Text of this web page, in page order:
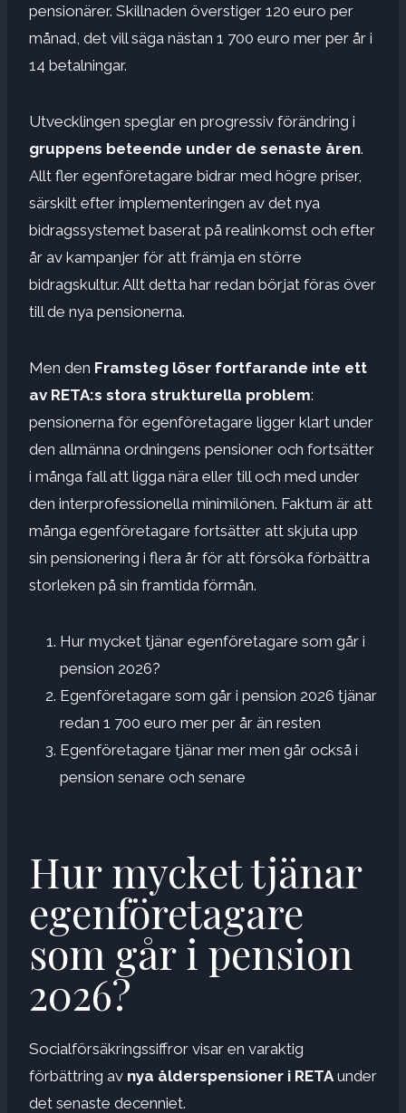
pensionärer. Skillnaden överstiger 120 euro per
månad, det vill säga nästan 1 700 euro mer per år i
14 betalningar.
Utvecklingen speglar en progressiv förändring i
gruppens beteende under de senaste åren.
Allt fler egenföretagare bidrar med högre priser,
särskilt efter implementeringen av det nya
bidragssystemet baserat på realinkomst och efter
år av kampanjer för att främja en större
bidragskultur. Allt detta har redan börjat föras över
till de nya pensionerna.
Men den Framsteg löser fortfarande inte ett
av RETA:s stora strukturella problem:
pensionerna för egenföretagare ligger klart under
den allmänna ordningens pensioner och fortsätter
i många fall att ligga nära eller till och med under
den interprofessionella minimilönen. Faktum är att
många egenföretagare fortsätter att skjuta upp
sin pensionering i flera år för att försöka förbättra
storleken på sin framtida förmån.
Hur mycket tjänar egenföretagare som går i
pension 2026?
Egenföretagare som går i pension 2026 tjänar
redan 1 700 euro mer per år än resten
Egenföretagare tjänar mer men går också i
pension senare och senare
Hur mycket tjänar
egenföretagare
som går i pension
2026?
Socialförsäkringssiffror visar en varaktig
förbättring av nya ålderspensioner i RETA under
det senaste decenniet.